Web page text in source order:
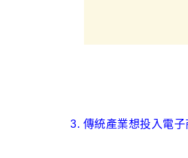
3. 傳統產業想投入電